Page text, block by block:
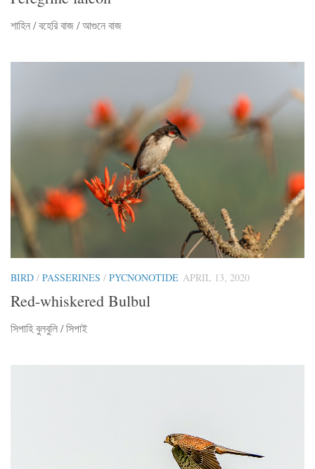
শাহিন / বহেরি বাজ / আগুনে বাজ
BIRD / PASSERINES / PYCNONOTIDE APRIL 13, 2020
Red-whiskered Bulbul
সিপাহি বুলবুলি / সিপাই